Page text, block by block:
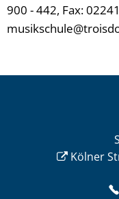
900 - 442, Fax:
Kölner